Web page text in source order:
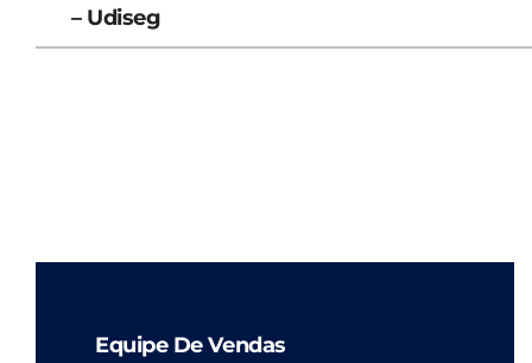
– Udiseg
Equipe De Vendas